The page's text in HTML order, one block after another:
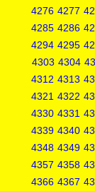
4276 4277
4285 4286
4294 4295
4303 4304
4312 4313
4321 4322
4330 4331
4339 4340
4348 4349
4357 4358
4366 4367